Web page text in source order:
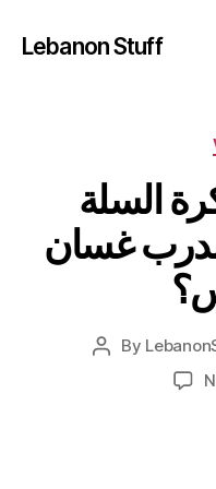
Lebanon Stuff
السلة
غسان
Post
By